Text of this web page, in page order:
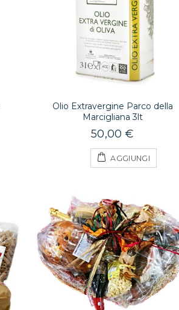
Olio Extravergine Parco della
Marcigliana 3lt
50,00 €
AGGIUNGI